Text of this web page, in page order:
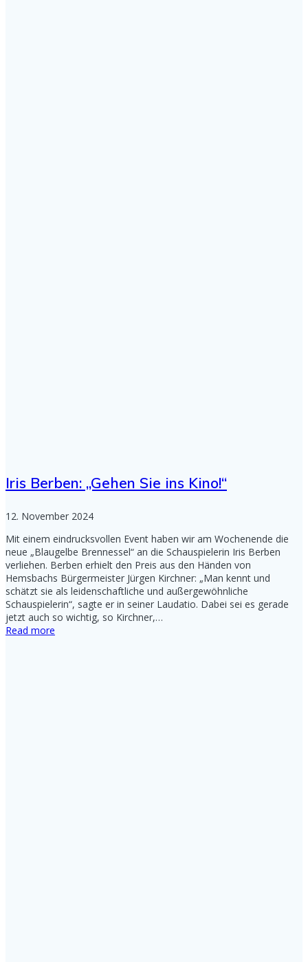
Iris Berben: „Gehen Sie ins Kino!“
12. November 2024
Mit einem eindrucksvollen Event haben wir am Wochenende die
neue „Blaugelbe Brennessel“ an die Schauspielerin Iris Berben
verliehen. Berben erhielt den Preis aus den Händen von
Hemsbachs Bürgermeister Jürgen Kirchner: „Man kennt und
schätzt sie als leidenschaftliche und außergewöhnliche
Schauspielerin“, sagte er in seiner Laudatio. Dabei sei es gerade
jetzt auch so wichtig, so Kirchner,…
Read more